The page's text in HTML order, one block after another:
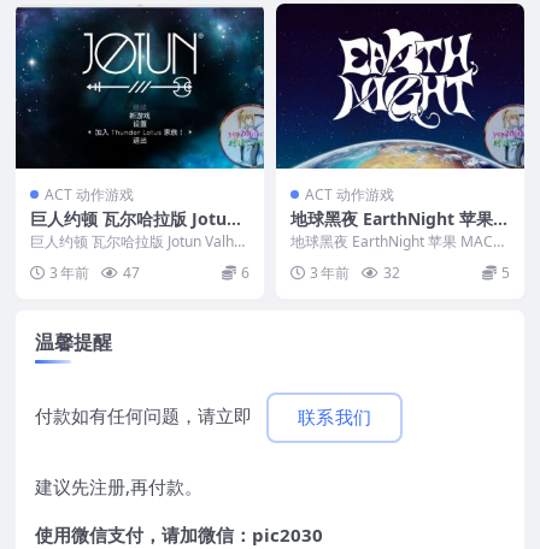
ACT 动作游戏
巨人约顿 瓦尔哈拉版 Jotun
Valhalla Edition MAC 苹果
电脑游戏 原生中文版 支持10.
15 11 12 13
巨人约顿 瓦尔哈拉版 Jotun Valhall
3 年前 47 6
ACT 动作游戏
地球黑夜 EarthNight 苹果
MAC电脑游戏 原生中文版
地球黑夜 EarthNight 苹果 MAC电
3 年前 32 5
温馨提醒
付款如有任何问题，请立即 联系我们
建议先注册,再付款。
使用微信支付，请加微信：pic2030